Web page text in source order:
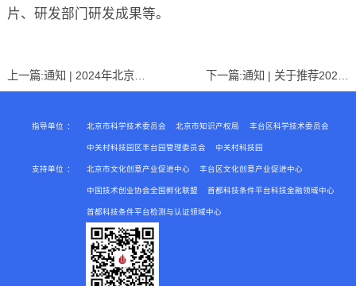
片、研发部门研发成果等。
上一篇: 通知 | 2024年北京市高精尖产业发展资金申请工作（第三批）的通知 下一篇:
指导单位 ： 北京市科学技术委员会 北京市知识产权局 丰台区科学技术委员会
中关村科技园区丰台园管理委员会 中关村科技园
支持单位 ： 北京市文化创意产业促进中心 丰台区文化创意产业促进中心
中国技术创业协会全国孵化联盟 首都科技条件平台科技金融领域中心
首都科技条件平台检测与认证领域中心